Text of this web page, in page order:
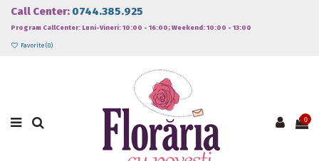
Call Center: 0744.385.925
Program CallCenter: Luni-Vineri: 10:00 - 16:00; Weekend: 10:00 - 13:00
Favorite (0)
0